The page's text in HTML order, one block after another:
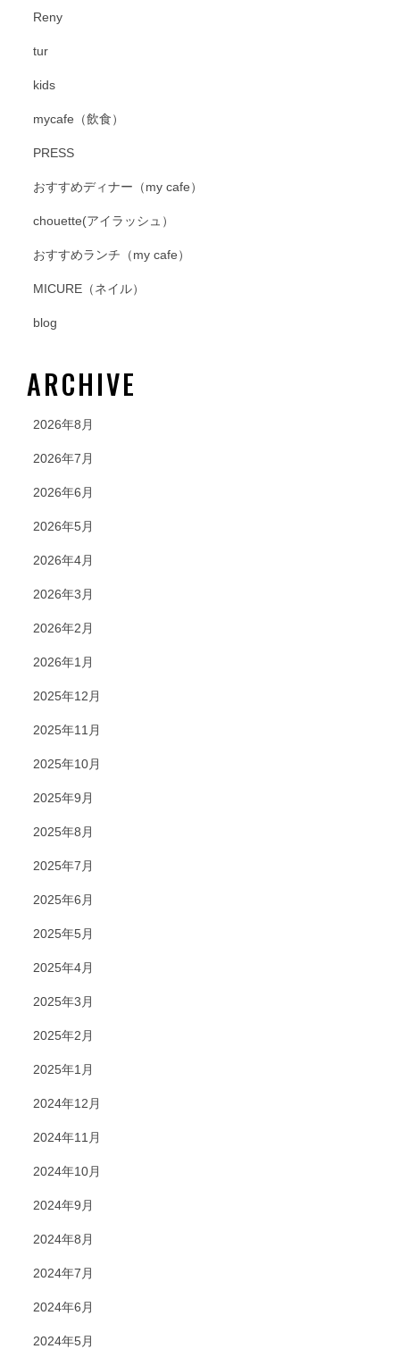
Reny
tur
kids
mycafe（飲食）
PRESS
おすすめディナー（my cafe）
chouette(アイラッシュ）
おすすめランチ（my cafe）
MICURE（ネイル）
blog
ARCHIVE
2026年8月
2026年7月
2026年6月
2026年5月
2026年4月
2026年3月
2026年2月
2026年1月
2025年12月
2025年11月
2025年10月
2025年9月
2025年8月
2025年7月
2025年6月
2025年5月
2025年4月
2025年3月
2025年2月
2025年1月
2024年12月
2024年11月
2024年10月
2024年9月
2024年8月
2024年7月
2024年6月
2024年5月